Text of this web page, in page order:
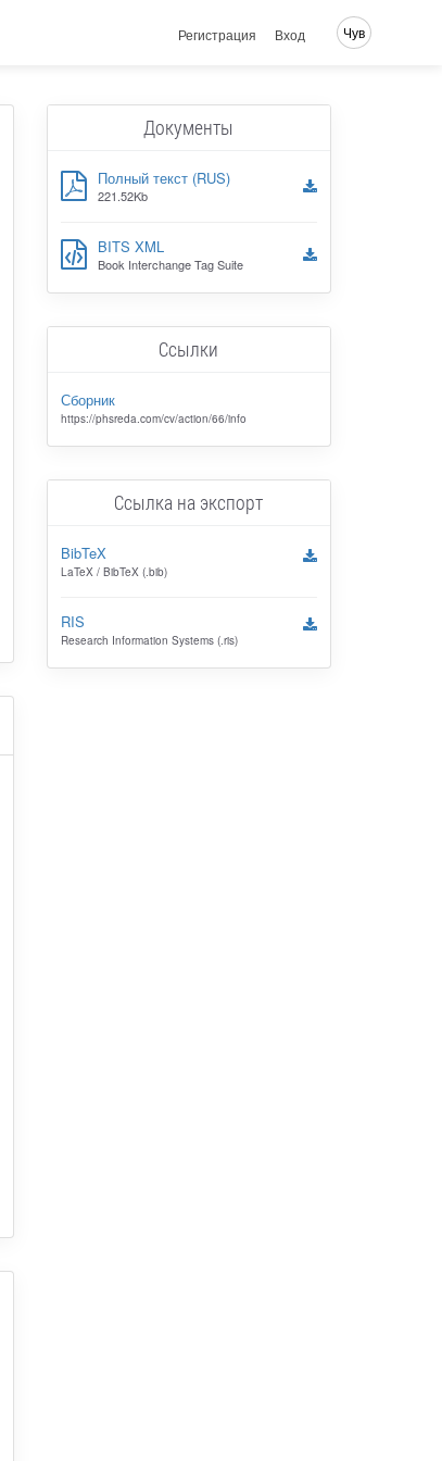
Регистрация Вход Чув
Документы
Полный текст (RUS)
221.52Kb
BITS XML
Book Interchange Tag Suite
Ссылки
Сборник
https://phsreda.com/cv/action/66/info
Ссылка на экспорт
BibTeX
LaTeX / BibTeX (.bib)
RIS
Research Information Systems (.ris)